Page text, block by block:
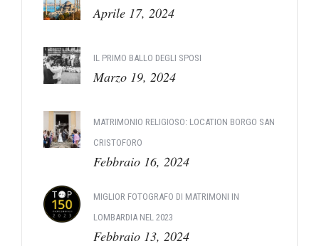
Aprile 17, 2024
IL PRIMO BALLO DEGLI SPOSI
Marzo 19, 2024
MATRIMONIO RELIGIOSO: LOCATION BORGO SAN
CRISTOFORO
Febbraio 16, 2024
MIGLIOR FOTOGRAFO DI MATRIMONI IN
LOMBARDIA NEL 2023
Febbraio 13, 2024